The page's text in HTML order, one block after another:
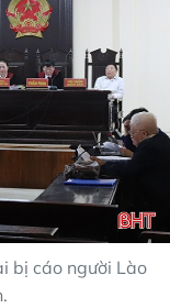
bị cáo người Lào